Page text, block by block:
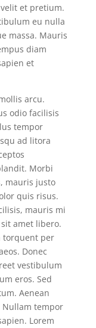
et pretium.
eu nulla
massa. Mauris
diam
et
arcu.
odio facilisis
tempor
ad litora
Morbi
mauris justo
quis risus.
mauris mi
amet libero.
torquent per
Donec
vestibulum
eros. Sed
Aenean
tempor
Lorem